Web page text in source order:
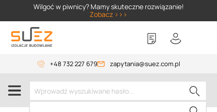
Wilgoć w piwnicy? Mamy skuteczne rozwiązanie!
Zobacz >>>
+48 732 227 679 zapytania@suez.com.pl